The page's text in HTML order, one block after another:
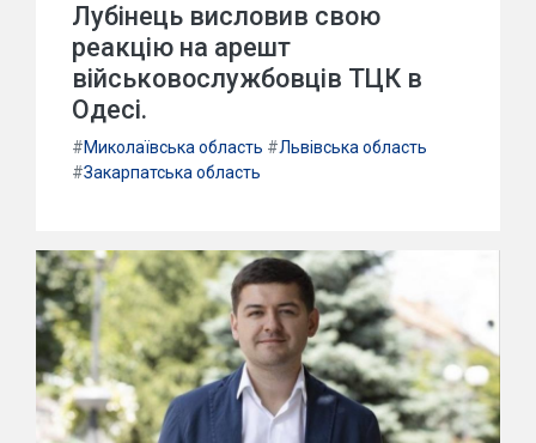
Лубінець висловив свою
реакцію на арешт
військовослужбовців ТЦК в
Одесі.
#Миколаївська область #Львівська область
#Закарпатська область